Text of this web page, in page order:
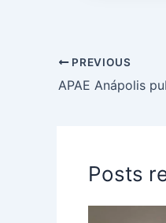
PREVIOUS
Posts